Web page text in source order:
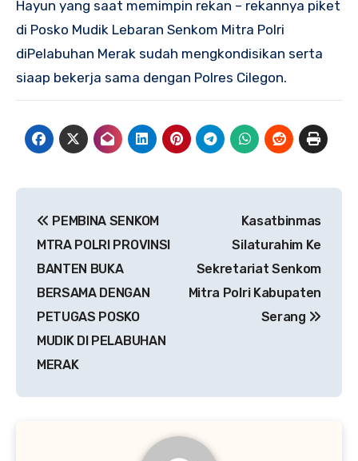
Hayun yang saat memimpin rekan – rekannya piket
di Posko Mudik Lebaran Senkom Mitra Polri
diPelabuhan Merak sudah mengkondisikan serta
siaap bekerja sama dengan Polres Cilegon.
pos
PEMBINA SENKOM
MTRA POLRI PROVINSI
BANTEN BUKA
BERSAMA DENGAN
PETUGAS POSKO
MUDIK DI PELABUHAN
MERAK
Kasatbinmas
Silaturahim Ke
Sekretariat Senkom
Mitra Polri Kabupaten
Serang